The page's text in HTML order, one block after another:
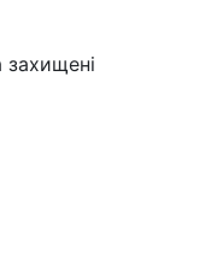
захищені